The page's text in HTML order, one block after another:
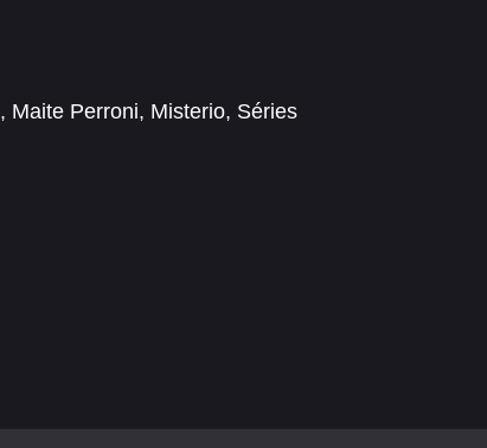
, Maite Perroni, Misterio, Séries